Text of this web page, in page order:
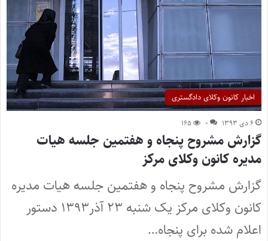
اخبار کانون وکلای دادگستری
۶ دی ۱۳۹۳ ۰ ۱۶۵
گزارش مشروح پنجاه و هفتمین جلسه هیات
مدیره کانون وکلای مرکز
گزارش مشروح پنجاه و هفتمین جلسه هیات مدیره
کانون وکلای مرکز یک شنبه ۲۳ آذر۱۳۹۳ دستور
اعلام شده برای پنجاه…